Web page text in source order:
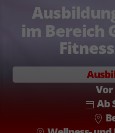
im Bereich
Ab